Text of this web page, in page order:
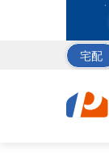
宅配